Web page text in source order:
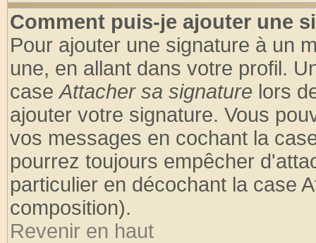
Comment puis-je ajouter une
Pour ajouter une signature à un
une, en allant dans votre profil.
caseAttacher sa signature lors
ajouter votre signature. Vous
vos messages en cochant la
pourrez toujours empêcher
particulier en décochant la case
composition).
Revenir en haut